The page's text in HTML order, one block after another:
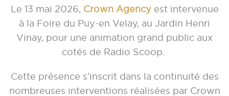
Le 13 mai 2026, Crown Agencyest intervenue
à la Foire du Puy-en Velay, au Jardin Henri
Vinay, pour une animation grand public aux
cotés de Radio Scoop.
Cette présence s’inscrit dans la continuité des
nombreuses interventions réalisées par Crown